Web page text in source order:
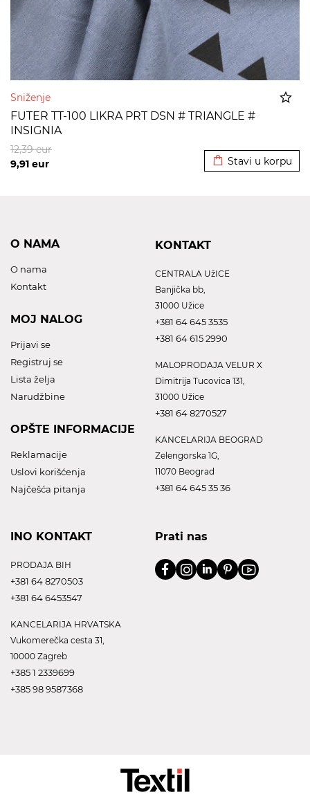
Sniženje
FUTER TT-100 LIKRA PRT DSN # TRIANGLE #
INSIGNIA
9,91 eur
12,39eur
Stavi u korpu
O NAMA
O nama
Kontakt
MOJ NALOG
Prijavi se
Registruj se
Lista želja
Narudžbine
OPŠTE INFORMACIJE
Reklamacije
Uslovi korišćenja
Najčešća pitanja
KONTAKT
CENTRALA UžICE
Banjička bb,
31000 Užice
+381 64 645 3535
+381 64 615 2990
MALOPRODAJA VELUR X
Dimitrija Tucovica 131,
31000 Užice
+381 64 8270527
KANCELARIJA BEOGRAD
Zelengorska 1G,
11070 Beograd
+381 64 645 35 36
INO KONTAKT
PRODAJA BIH
+381 64 8270503
+381 64 6453547
KANCELARIJA HRVATSKA
Vukomerečka cesta 31,
10000 Zagreb
+385 1 2339699
+385 98 9587368
Prati nas